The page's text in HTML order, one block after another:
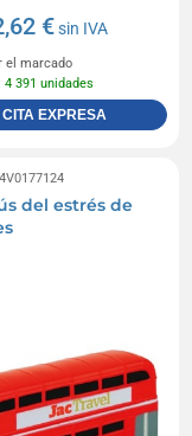
€sin IVA
el marcado
4 391 unidades
CITA EXPRESA
del estrés de